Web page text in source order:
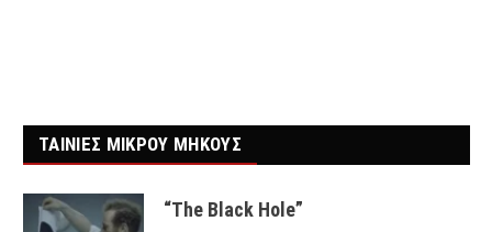
ΤΑΙΝΙΕΣ ΜΙΚΡΟΥ ΜΗΚΟΥΣ
“The Black Hole”